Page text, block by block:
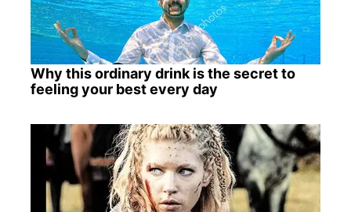
Why this ordinary drink is the secret to
feeling your best every day